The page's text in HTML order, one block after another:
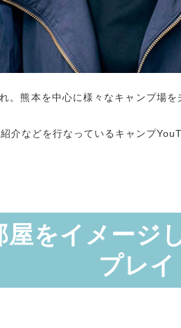
。熊本を中心に様々なキャンプ場
介などを行なっているキャンプ
屋をイメージ
プレイ